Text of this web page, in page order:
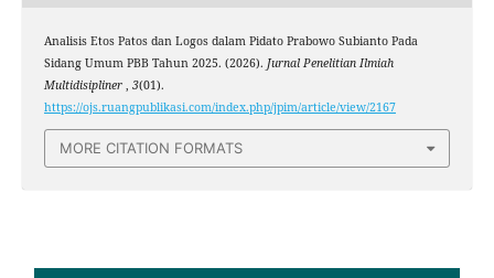
Analisis Etos Patos dan Logos dalam Pidato Prabowo Subianto Pada
Sidang Umum PBB Tahun 2025. (2026). Jurnal Penelitian Ilmiah
Multidisipliner
3(01).
https://ojs.ruangpublikasi.com/index.php/jpim/article/view/2167
MORE CITATION FORMATS